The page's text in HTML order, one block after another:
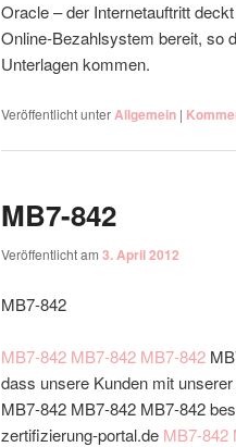
Oracle – der Internetauftritt
Online-Bezahlsystem bereit, so
Unterlagen kommen.
Veröffentlicht unterAllgemein |
MB7-842
Veröffentlicht am 3. April 2012
MB7-842
MB7-842 MB7-842 MB7-842
dass unsere Kunden mit
MB7-842 MB7-842 MB7-842
zertifizierung-portal.de MB7-842